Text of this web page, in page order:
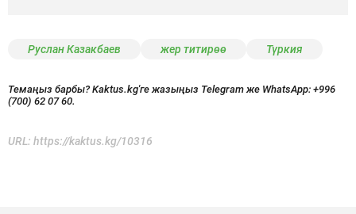
Руслан Казакбаев жер титирөө Түркия
Темаңыз барбы? Kaktus.kg'ге жазыңыз Telegram же WhatsApp: +996
(700) 62 07 60.
URL: https://kaktus.kg/10316